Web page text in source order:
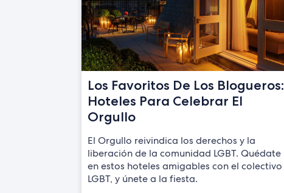
Los Favoritos De Los Blogueros:
Hoteles Para Celebrar El
Orgullo
El Orgullo reivindica los derechos y la
liberación de la comunidad LGBT. Quédate
en estos hoteles amigables con el colectivo
LGBT, y únete a la fiesta.